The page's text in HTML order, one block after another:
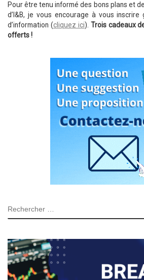
Pour être tenu informé des bons plans et
d’I&B, je vous encourage à vous
d’information (cliquez ici). Trois cadeaux
offerts !
RECHERCHER